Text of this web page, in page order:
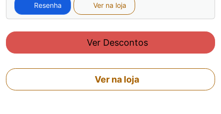
Resenha Ver na loja
Ver Descontos
Ver na loja